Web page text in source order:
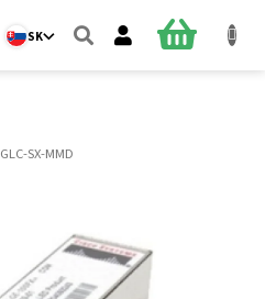
SK
GLC-SX-MMD